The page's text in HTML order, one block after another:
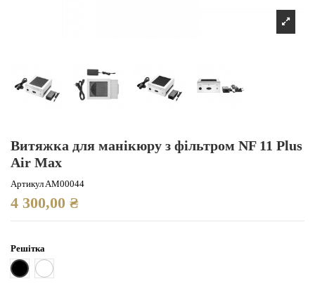
Витяжка для манікюру з фільтром NF 11 Plus
Air Max
АртикулAM00044
4 300,00 ₴
Решітка
Чорна
Біла